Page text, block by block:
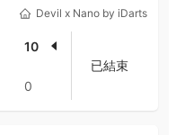
Devil x Nano by iDarts
10
0
已結束